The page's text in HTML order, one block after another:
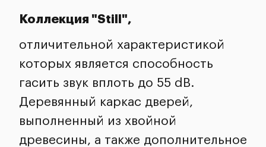
Коллекция "Still",
отличительной характеристикой
которых является способность
гасить звук вплоть до 55 dB.
Деревянный каркас дверей,
выполненный из хвойной
древесины, а также дополнительное